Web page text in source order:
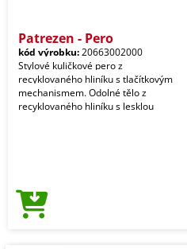
Patrezen - Pero
kód výrobku:20663002000
Stylové kuličkové pero z
recyklovaného hliníku s tlačítkovým
mechanismem. Odolné tělo z
recyklovaného hliníku s lesklou